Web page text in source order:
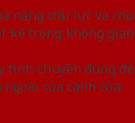
năng chịu lực và chịu
kế trong không gian
tinh chuyên dùng để
của cánh cửa.